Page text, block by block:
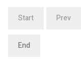
Start Prev
End